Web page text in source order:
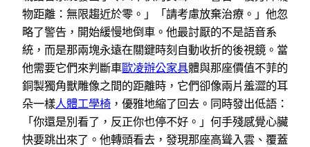
物距離：無限趨近於零。」「請考慮放棄治療。」他忽
略了警告，開始緩慢地倒車。他最討厭的不是語音系
統，而是那兩塊永遠在關鍵時刻自動收折的後視鏡。當
他需要它們來判斷車歐凌辦公家具體與那座價值不菲的
銅製獨角獸雕像之間的距離時，它們卻像兩片羞澀的耳
朵一樣人體工學椅 ，優雅地縮了回去。同時發出低語：
「你還是別看了，反正你也停不好。」何手殘感覺心臟
快要跳出來了。他轉頭看去，發現那座高聳入雲、覆蓋